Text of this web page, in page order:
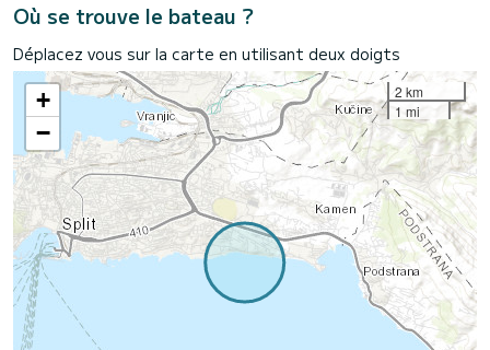
Où se trouve le bateau ?
Déplacez vous sur la carte en utilisant deux doigts
+
−
2 km
1 mi